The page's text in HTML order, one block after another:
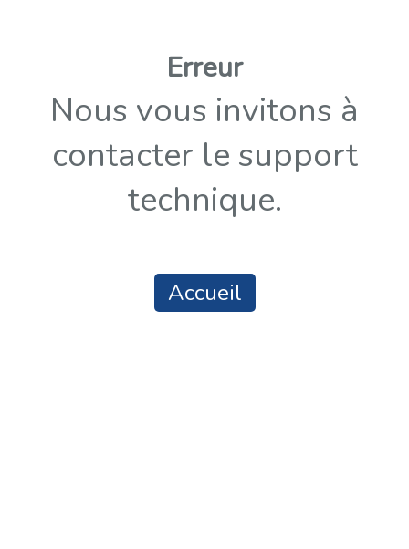
Erreur
Nous vous invitons à
contacter le support
technique.
Accueil